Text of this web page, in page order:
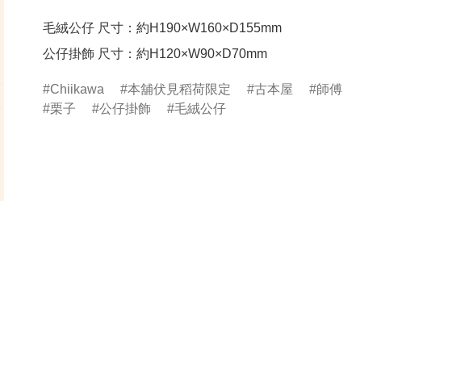
毛絨公仔 尺寸：約H190×W160×D155mm
公仔掛飾 尺寸：約H120×W90×D70mm
Chiikawa 本舖伏見稻荷限定 古本屋
師傅
栗子
公仔掛飾 毛絨公仔